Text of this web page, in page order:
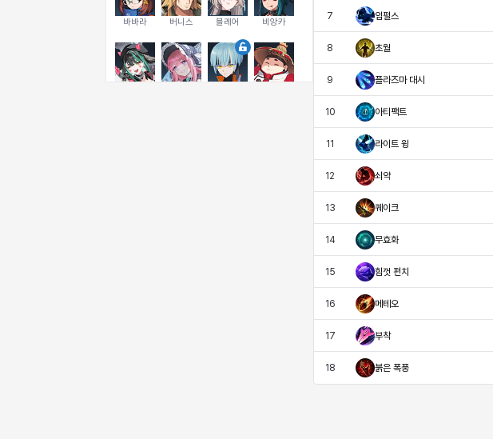
바바라 버니스 블레어 비앙카
7 임펄스
8 초월
9 플라즈마 대시
10 아티팩트
11 라이트 윙
12 쇠약
13 퀘이크
14 무효화
15 힘껏 펀치
16 메테오
17 부착
18 붉은 폭풍